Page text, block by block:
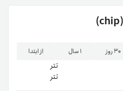
۳۰ روز ۱ سال از ابتدا
تتر
تتر